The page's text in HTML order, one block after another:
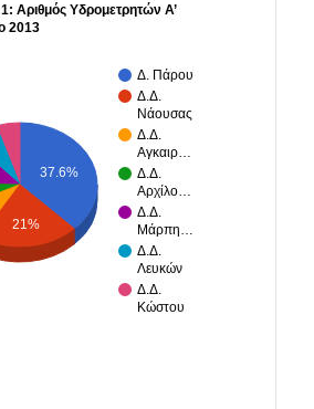
Αριθμός Υδρομετρητών Α’
2013
Δ. Πάρου
Δ.Δ.
Νάουσας
Δ.Δ.
Αγκαιρ…
Δ.Δ.
Αρχίλο…
Δ.Δ.
Μάρπη…
Δ.Δ.
Λευκών
Δ.Δ.
Κώστου
37.6%
21%